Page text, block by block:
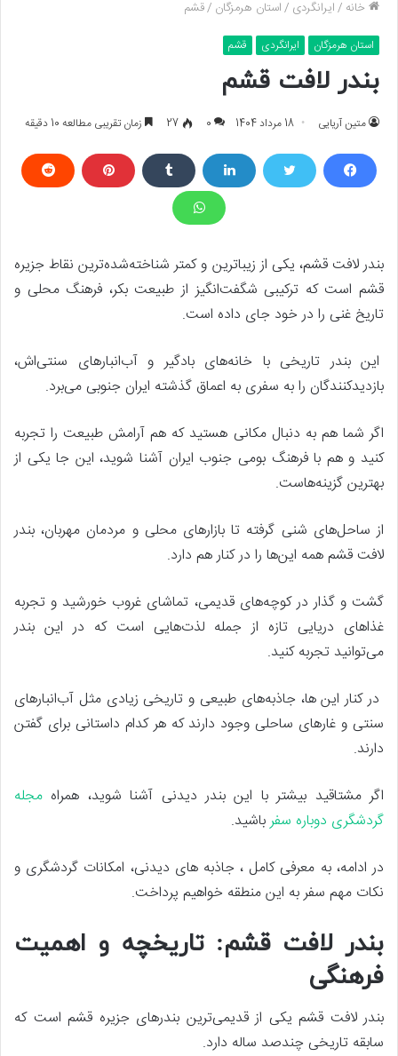
خانه /ایرانگردی /استان هرمزگان /قشم
استان هرمزگان ایرانگردی قشم
بندر لافت قشم
متین آریایی 18 مرداد 1404 0
27 زمان تقریبی مطالعه 10 دقیقه
بندر لافت قشم، یکی از زیباترین و کمتر شناخته‌شده‌ترین نقاط جزیره
قشم است که ترکیبی شگفت‌انگیز از طبیعت بکر، فرهنگ محلی و
تاریخ غنی را در خود جای داده است.
این بندر تاریخی با خانه‌های بادگیر و آب‌انبارهای سنتی‌اش،
بازدیدکنندگان را به سفری به اعماق گذشته ایران جنوبی می‌برد.
اگر شما هم به دنبال مکانی هستید که هم آرامش طبیعت را تجربه
کنید و هم با فرهنگ بومی جنوب ایران آشنا شوید، این جا یکی از
بهترین گزینه‌هاست.
از ساحل‌های شنی گرفته تا بازارهای محلی و مردمان مهربان، بندر
لافت قشم همه این‌ها را در کنار هم دارد.
گشت‌ و گذار در کوچه‌های قدیمی، تماشای غروب خورشید و تجربه
غذاهای دریایی تازه از جمله لذت‌هایی است که در این بندر
می‌توانید تجربه کنید.
در کنار این ها، جاذبه‌های طبیعی و تاریخی زیادی مثل آب‌انبارهای
سنتی و غارهای ساحلی وجود دارند که هر کدام داستانی برای گفتن
دارند.
اگر مشتاقید بیشتر با این بندر دیدنی آشنا شوید، همراه مجله
گردشگری دوباره سفرباشید.
در ادامه، به معرفی کامل ، جاذبه‌ های دیدنی، امکانات گردشگری و
نکات مهم سفر به این منطقه خواهیم پرداخت.
بندر لافت قشم: تاریخچه و اهمیت
فرهنگی
بندر لافت قشم یکی از قدیمی‌ترین بندرهای جزیره قشم است که
سابقه تاریخی چندصد ساله دارد.